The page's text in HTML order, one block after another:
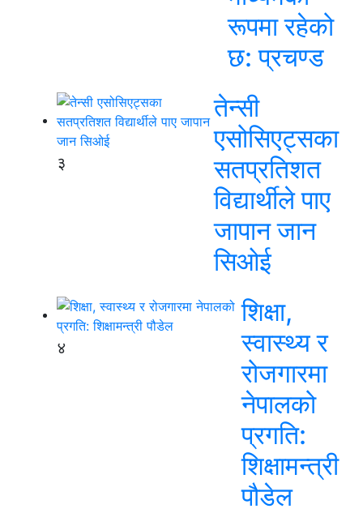
रूपमा रहेको
छ: प्रचण्ड
३
तेन्सी
एसोसिएट्सका
सतप्रतिशत
विद्यार्थीले पाए
जापान जान
सिओई
४
शिक्षा,
स्वास्थ्य र
रोजगारमा
नेपालको
प्रगति:
शिक्षामन्त्री
पौडेल